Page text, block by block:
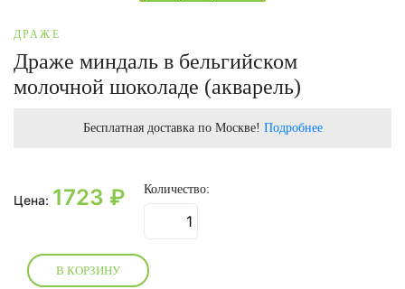
ДРАЖЕ
Драже миндаль в бельгийском
молочной шоколаде (акварель)
Бесплатная доставка по Москве! Подробнее
Цена: 1723 ₽ Количество:
В КОРЗИНУ